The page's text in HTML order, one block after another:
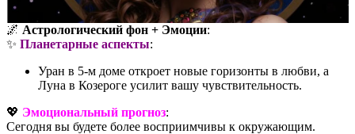
🌌 Астрологический фон + Эмоции:
✨ Планетарные аспекты:
Уран в 5-м доме откроет новые горизонты в любви, а
Луна в Козероге усилит вашу чувствительность.
💖 Эмоциональный прогноз:
Сегодня вы будете более восприимчивы к окружающим.